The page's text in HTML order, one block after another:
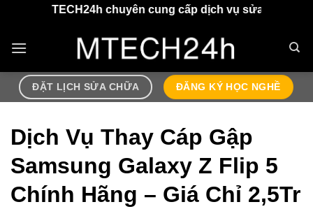
nội
chuyên cung cấp dịch vụ sửa chữa điện thoại,
ĐẶT LỊCH SỬA CHỮA ĐĂNG KÝ HỌC NGHỀ
Dịch Vụ Thay Cáp Gập
Samsung Galaxy Z Flip 5
Chính Hãng – Giá Chỉ 2,5Tr